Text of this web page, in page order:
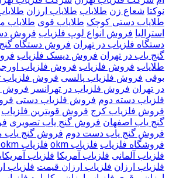
نوکتا شعاع زن طلایاب طلایاب ارزان
طلایاب دستی کوچک طلایاب قوی طلایاب
استرالیا فروش انواع لوپ فلزیاب فروش
دستگاه فلزیاب در تهران فروش دستگاه
گنج یاب در تهران فروش دیسک فلزیاب
طلایاب فروش فلزیاب فروش فلزیاب
بوقی فروش فلزیاب پالسی فروش فلزیاب
در تهران فروش فلزیاب در تهرانسر فروش
فلزیاب دسته دوم فروش فلزیاب دستی
فروش فلزیاب کرج فروش قویترین فلزیاب
گنج یاب اصفهان فروش گنج یاب تصویری
فروش گنج یاب دست دوم فروش گنج یاب
فروشگاه فلزیاب فلزیاب okm فلزیاب okm المان
فلزیاب آلمانی فلزیاب آمریکا فلزیاب
فلزیاب ارزان فلزیاب ارزان قیمت فلزیاب